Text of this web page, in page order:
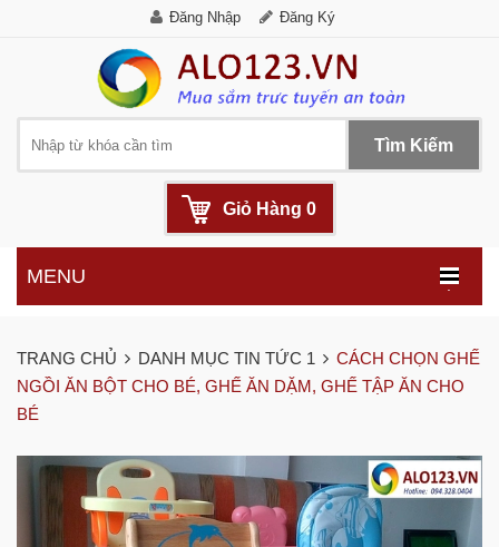
Đăng Nhập Đăng Ký
Tìm Kiếm
Giỏ Hàng 0
.
MENU
TRANG CHỦ DANH MỤC TIN TỨC 1
CÁCH CHỌN GHẾ
NGỒI ĂN BỘT CHO BÉ, GHẾ ĂN DẶM, GHẾ TẬP ĂN CHO
BÉ